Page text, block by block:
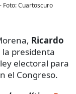
- Foto:Cuartoscuro
Ricardo
presidenta
electoral para
el Congreso.